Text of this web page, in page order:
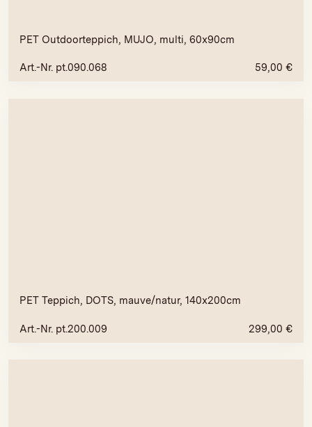
PET Outdoorteppich, MUJO, multi, 60x90cm
Art.-Nr. pt.090.068 59,00 €
PET Teppich, DOTS, mauve/natur, 140x200cm
Art.-Nr. pt.200.009 299,00 €